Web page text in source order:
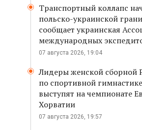
Транспортный коллапс
польско-украинской
сообщает украинская
международных
07 августа 2026, 19:04
Лидеры женской сборной
по спортивной
выступят на чемпионате
Хорватии
07 августа 2026, 19:57